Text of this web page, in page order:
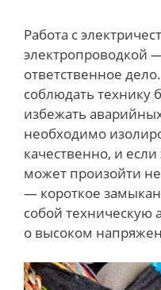
Работа с
электропроводкой
ответственное
соблюдать технику
избежать
необходимо
качественно, и
может произойти
— короткое
собой техническую
о высоком